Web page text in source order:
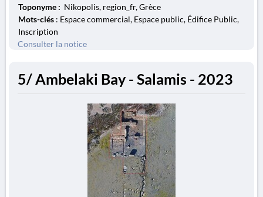
Toponyme : Nikopolis, region_fr, Grèce
Mots-clés : Espace commercial, Espace public, Édifice Public,
Inscription
Consulter la notice
5/ Ambelaki Bay - Salamis - 2023